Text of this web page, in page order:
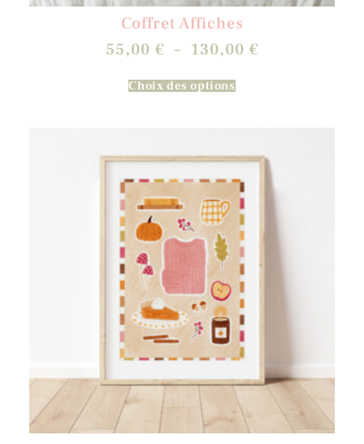
Coffret Affiches
55,00 € – 130,00 €
Choix des options